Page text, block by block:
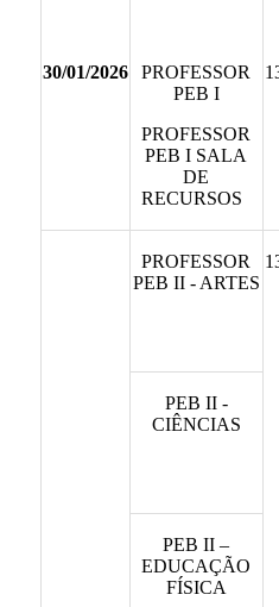
30/01/2026
PROFESSOR
PEB I
PROFESSOR
PEB I SALA
DE
RECURSOS
PROFESSOR
PEB II - ARTES
PEB II -
CIÊNCIAS
PEB II –
EDUCAÇÃO
FÍSICA